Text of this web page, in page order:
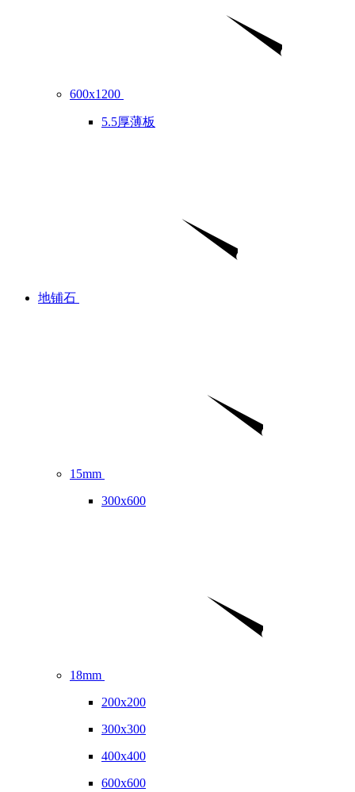
600x1200
5.5厚薄板
地铺石
15mm
300x600
18mm
200x200
300x300
400x400
600x600